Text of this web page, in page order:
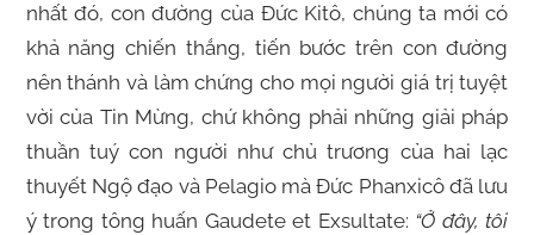
nhất đó, con đường của Đức Kitô, chúng ta mới có
khả năng chiến thắng, tiến bước trên con đường
nên thánh và làm chứng cho mọi người giá trị tuyệt
vời của Tin Mừng, chứ không phải những giải pháp
thuần tuý con người như chủ trương của hai lạc
thuyết Ngộ đạo và Pelagio mà Đức Phanxicô đã lưu
ý trong tông huấn Gaudete et Exsultate: “Ở đây, tôi